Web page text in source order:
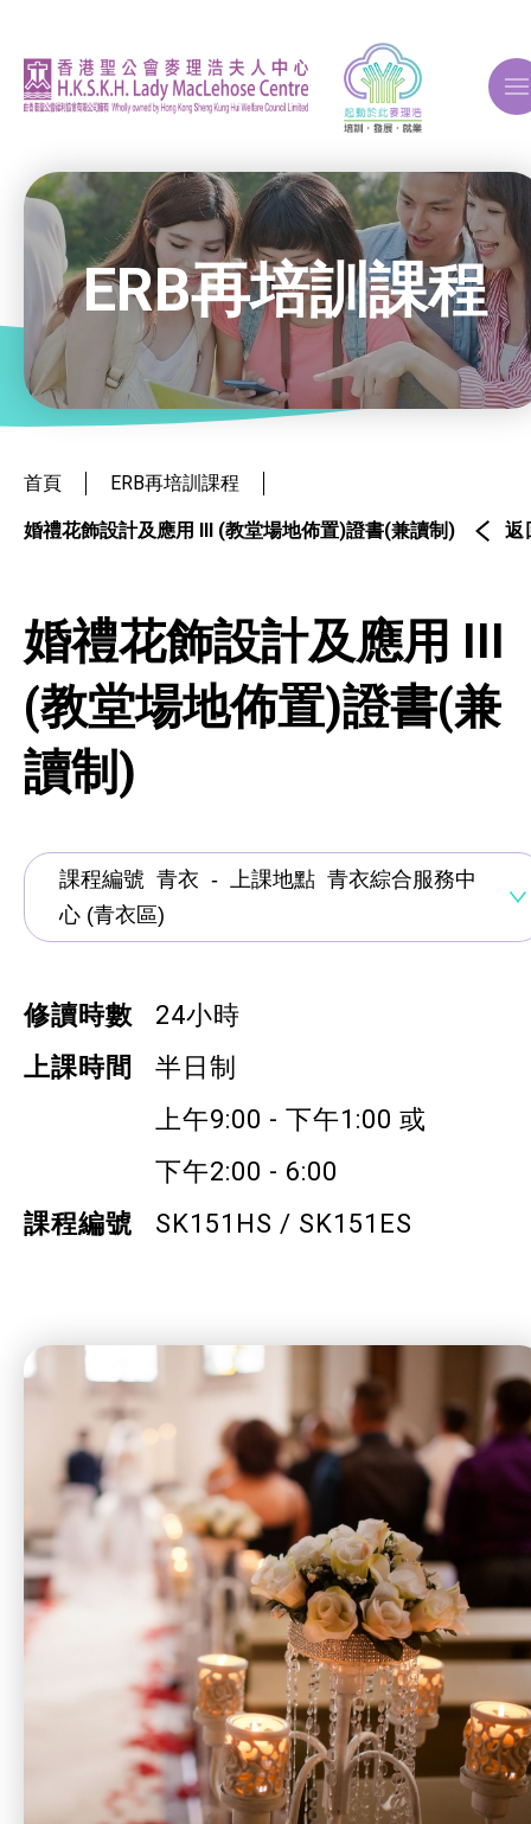
關於我們
ERB再培訓課程
就業掛鈎課程
通用技能課程
少數族裔人士課程
新來港人士課程
青年培訓課程
ERB服務點
自費課程
就業及求職
特別服務項目
服務單位及聯絡
ERB再培訓課程
首頁 ERB再培訓課程
婚禮花飾設計及應用 III (教堂場地佈置)證書(兼讀制) 返
婚禮花飾設計及應用 III
(教堂場地佈置)證書(兼
讀制)
修讀時數
24小時
上課時間
半日制
上午9:00 - 下午1:00 或
下午2:00 - 6:00
課程編號
SK151HS / SK151ES